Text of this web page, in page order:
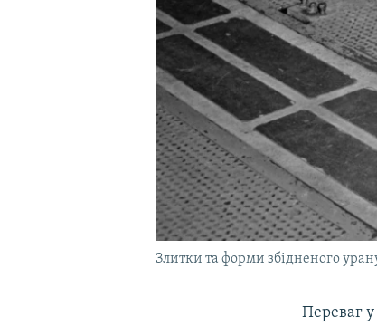
Злитки та форми збідненого
Переваг у